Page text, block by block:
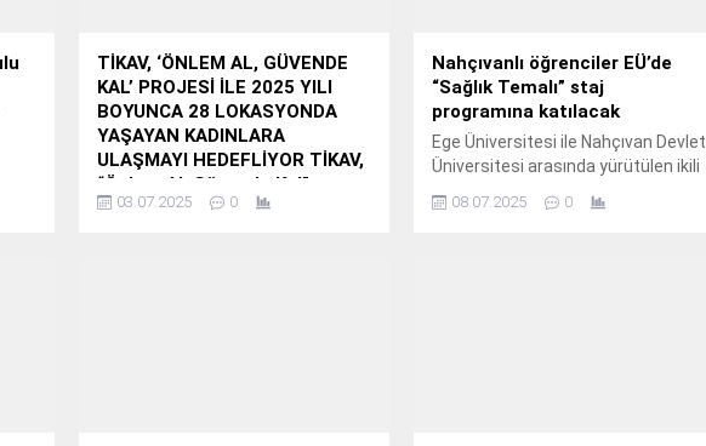
TİKAV, ‘ÖNLEM AL, GÜVENDE
KAL’ PROJESİ İLE 2025 YILI
BOYUNCA 28 LOKASYONDA
YAŞAYAN KADINLARA
ULAŞMAYI HEDEFLİYOR TİKAV,
“Önlem Al, Güvende Kal”
Projesi ile Kırsal Bölgelerde
03.07.2025 0
Nahçıvanlı öğrenciler EÜ’de
“Sağlık Temalı” staj
programına katılacak
Ege Üniversitesi ile Nahçıvan Devlet
Üniversitesi arasında yürütülen ikili
iş birliği protokolleri kapsamında, 56
öğrenci ve asistan Nahçıvan’dan
08.07.2025 0